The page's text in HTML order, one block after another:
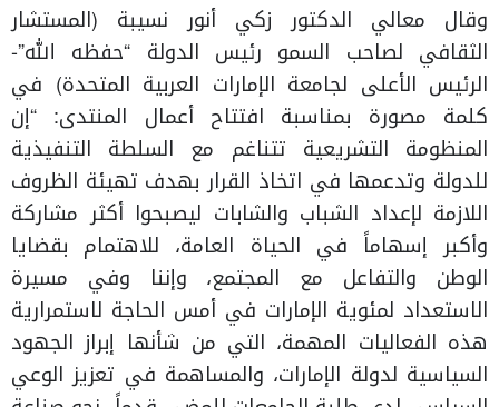
وقال معالي الدكتور زكي أنور نسيبة (المستشار
الثقافي لصاحب السمو رئيس الدولة “حفظه الله”-
الرئيس الأعلى لجامعة الإمارات العربية المتحدة) في
كلمة مصورة بمناسبة افتتاح أعمال المنتدى: “إن
المنظومة التشريعية تتناغم مع السلطة التنفيذية
للدولة وتدعمها في اتخاذ القرار بهدف تهيئة الظروف
اللازمة لإعداد الشباب والشابات ليصبحوا أكثر مشاركة
وأكبر إسهاماً في الحياة العامة، للاهتمام بقضايا
الوطن والتفاعل مع المجتمع، وإننا وفي مسيرة
الاستعداد لمئوية الإمارات في أمس الحاجة لاستمرارية
هذه الفعاليات المهمة، التي من شأنها إبراز الجهود
السياسية لدولة الإمارات، والمساهمة في تعزيز الوعي